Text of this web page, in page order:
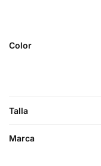
Color
Talla
Marca